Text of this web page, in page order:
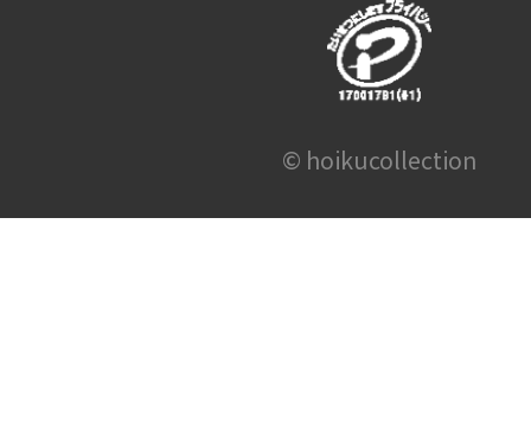
© hoikucollection